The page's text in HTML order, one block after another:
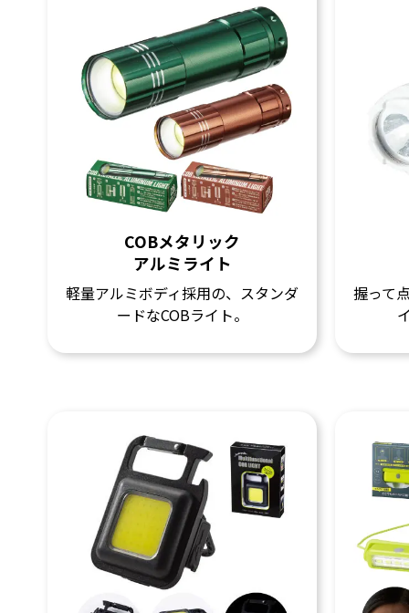
COBメタリック
アルミライト
軽量アルミボディ採用の、スタンダ
ードなCOBライト。
握って